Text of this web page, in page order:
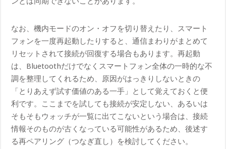
なお、機内モードのオン・オフを切り替えたり、スマート
フォンを一度再起動したりすると、通信まわりがまとめて
リセットされて接続が回復する場合もあります。再起動
は、Bluetoothだけでなくスマートフォン全体の一時的な不
調を整理してくれるため、原因がはっきりしないときの
「とりあえず試す価値のある一手」として覚えておくと便
利です。ここまでを試しても接続が安定しない、あるいは
そもそもウォッチが一覧に出てこないという場合は、接続
情報そのものが古くなっている可能性があるため、後述す
る再ペアリング（つなぎ直し）を検討してください。